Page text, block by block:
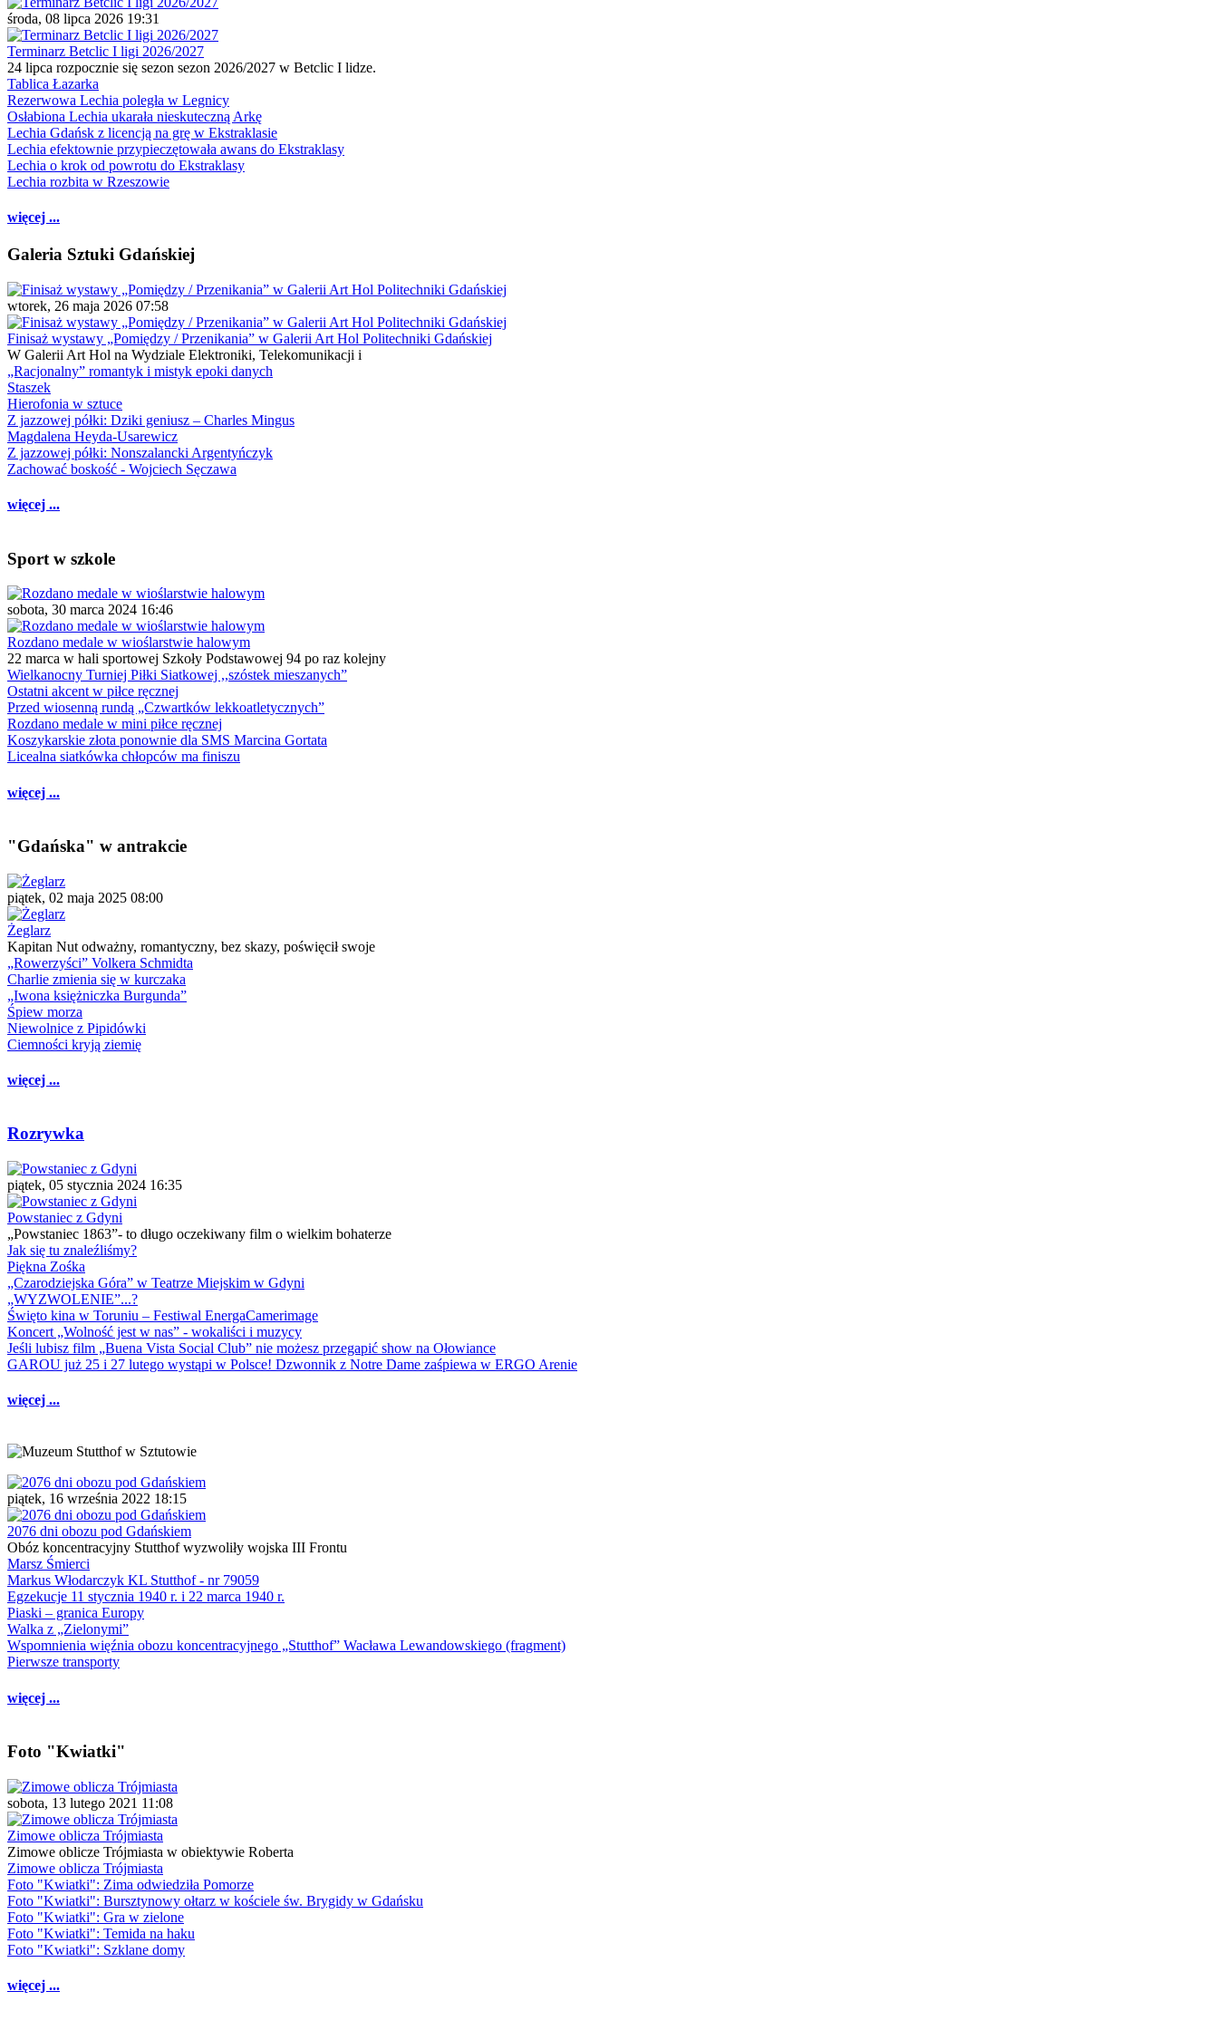
środa, 08 lipca 2026 19:31
Terminarz Betclic I ligi 2026/2027
24 lipca rozpocznie się sezon sezon 2026/2027 w Betclic I lidze.
Tablica Łazarka
Rezerwowa Lechia poległa w Legnicy
Osłabiona Lechia ukarała nieskuteczną Arkę
Lechia Gdańsk z licencją na grę w Ekstraklasie
Lechia efektownie przypieczętowała awans do Ekstraklasy
Lechia o krok od powrotu do Ekstraklasy
Lechia rozbita w Rzeszowie
więcej ...
Galeria Sztuki Gdańskiej
wtorek, 26 maja 2026 07:58
Finisaż wystawy „Pomiędzy / Przenikania” w Galerii Art Hol Politechniki Gdańskiej
W Galerii Art Hol na Wydziale Elektroniki, Telekomunikacji i
„Racjonalny” romantyk i mistyk epoki danych
Staszek
Hierofonia w sztuce
Z jazzowej półki: Dziki geniusz – Charles Mingus
Magdalena Heyda-Usarewicz
Z jazzowej półki: Nonszalancki Argentyńczyk
Zachować boskość - Wojciech Sęczawa
więcej ...
Sport w szkole
sobota, 30 marca 2024 16:46
Rozdano medale w wioślarstwie halowym
22 marca w hali sportowej Szkoły Podstawowej 94 po raz kolejny
Wielkanocny Turniej Piłki Siatkowej ,,szóstek mieszanych”
Ostatni akcent w piłce ręcznej
Przed wiosenną rundą „Czwartków lekkoatletycznych”
Rozdano medale w mini piłce ręcznej
Koszykarskie złota ponownie dla SMS Marcina Gortata
Licealna siatkówka chłopców ma finiszu
więcej ...
"Gdańska" w antrakcie
piątek, 02 maja 2025 08:00
Żeglarz
Kapitan Nut odważny, romantyczny, bez skazy, poświęcił swoje
„Rowerzyści” Volkera Schmidta
Charlie zmienia się w kurczaka
„Iwona księżniczka Burgunda”
Śpiew morza
Niewolnice z Pipidówki
Ciemności kryją ziemię
więcej ...
Rozrywka
piątek, 05 stycznia 2024 16:35
Powstaniec z Gdyni
„Powstaniec 1863”- to długo oczekiwany film o wielkim bohaterze
Jak się tu znaleźliśmy?
Piękna Zośka
„Czarodziejska Góra” w Teatrze Miejskim w Gdyni
„WYZWOLENIE”...?
Święto kina w Toruniu – Festiwal EnergaCamerimage
Koncert „Wolność jest w nas” - wokaliści i muzycy
Jeśli lubisz film „Buena Vista Social Club” nie możesz przegapić show na Ołowiance
GAROU już 25 i 27 lutego wystąpi w Polsce! Dzwonnik z Notre Dame zaśpiewa w ERGO Arenie
więcej ...
piątek, 16 września 2022 18:15
2076 dni obozu pod Gdańskiem
Obóz koncentracyjny Stutthof wyzwoliły wojska III Frontu
Marsz Śmierci
Markus Włodarczyk KL Stutthof - nr 79059
Egzekucje 11 stycznia 1940 r. i 22 marca 1940 r.
Piaski – granica Europy
Walka z „Zielonymi”
Wspomnienia więźnia obozu koncentracyjnego „Stutthof” Wacława Lewandowskiego (fragment)
Pierwsze transporty
więcej ...
Foto "Kwiatki"
sobota, 13 lutego 2021 11:08
Zimowe oblicza Trójmiasta
Zimowe oblicze Trójmiasta w obiektywie Roberta
Zimowe oblicza Trójmiasta
Foto "Kwiatki": Zima odwiedziła Pomorze
Foto "Kwiatki": Bursztynowy ołtarz w kościele św. Brygidy w Gdańsku
Foto "Kwiatki": Gra w zielone
Foto "Kwiatki": Temida na haku
Foto "Kwiatki": Szklane domy
więcej ...